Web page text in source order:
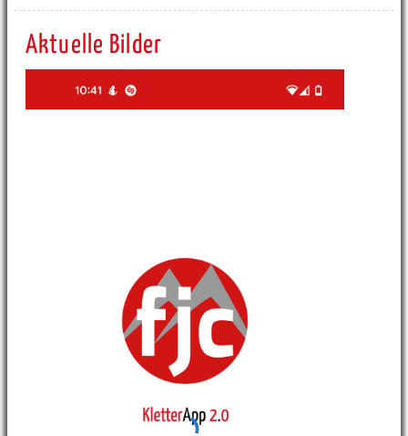
Aktuelle Bilder